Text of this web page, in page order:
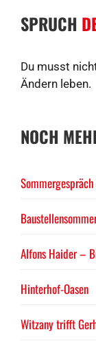
SPRUCH
Du musst
Ändern leben.
NOCH
Alfons Haider –
Hinterhof-Oasen
Witzany trifft